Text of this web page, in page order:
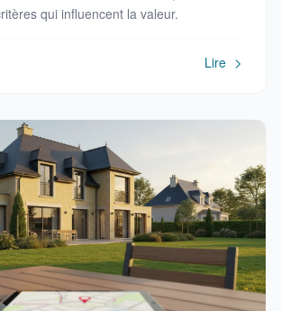
qui influencent la valeur.
Lire